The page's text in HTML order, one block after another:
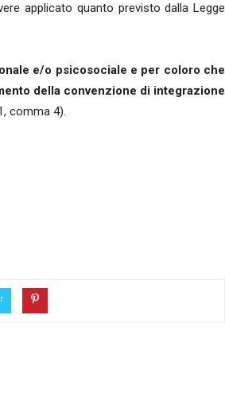
applicato quanto previsto dalla Legge
e/o psicosociale e per coloro che
della convenzione di integrazione
comma 4).